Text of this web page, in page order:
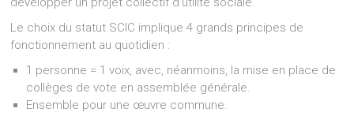
Le choix du statut SCIC implique 4 grands principes de
fonctionnement au quotidien :
1 personne = 1 voix, avec, néanmoins, la mise en place de
collèges de vote en assemblée générale.
Ensemble pour une œuvre commune.